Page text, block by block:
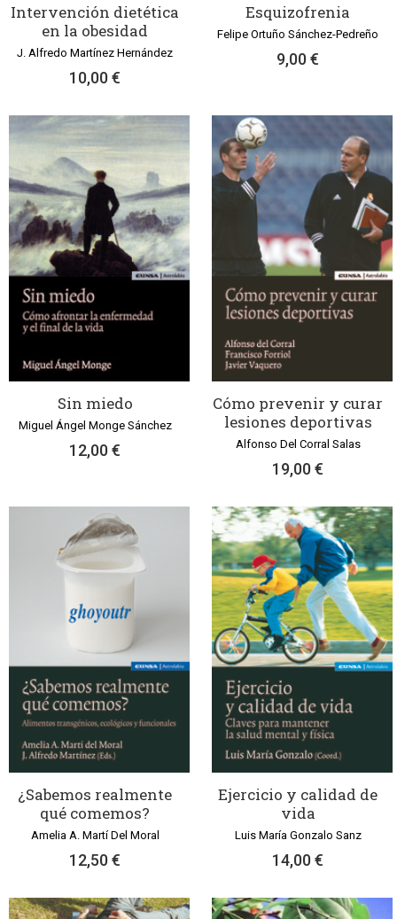
Intervención dietética
en la obesidad
J. Alfredo Martínez Hernández
10,00 €
Esquizofrenia
Felipe Ortuño Sánchez-Pedreño
9,00 €
Sin miedo
Miguel Ángel Monge Sánchez
12,00 €
Cómo prevenir y curar
lesiones deportivas
Alfonso Del Corral Salas
19,00 €
¿Sabemos realmente
qué comemos?
Amelia A. Martí Del Moral
12,50 €
Ejercicio y calidad de
vida
Luis María Gonzalo Sanz
14,00 €